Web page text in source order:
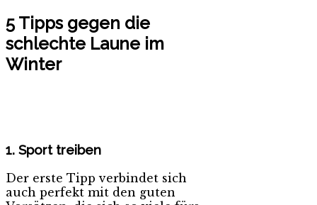
5 Tipps gegen die
schlechte Laune im
Winter
1. Sport treiben
Der erste Tipp verbindet sich
auch perfekt mit den guten